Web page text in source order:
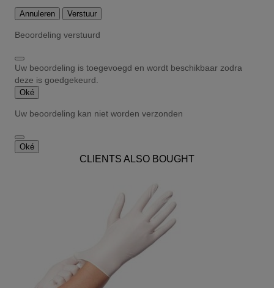
Annuleren Verstuur
Beoordeling verstuurd
Uw beoordeling is toegevoegd en wordt beschikbaar zodra
deze is goedgekeurd.
Oké
Uw beoordeling kan niet worden verzonden
Oké
CLIENTS ALSO BOUGHT